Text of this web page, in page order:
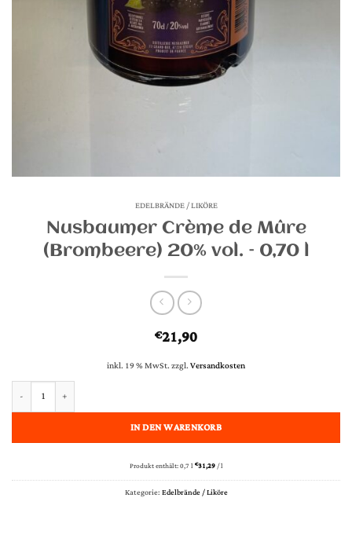
EDELBRÄNDE / LIKÖRE
Nusbaumer Crème de Mûre
(Brombeere) 20% vol. – 0,70 l
€21,90
inkl. 19 % MwSt.zzgl.Versandkosten
Nusbaumer Crème de Mûre (Brombeere) 20% vol. - 0,70 l Menge
IN DEN WARENKORB
Produkt enthält: 0,7l €31,29/l
Kategorie:Edelbrände / Liköre